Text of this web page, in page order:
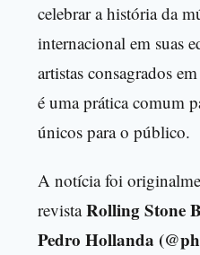
celebrar a história da
internacional em suas
artistas consagrados
é uma prática comum
únicos para o público.
A notícia foi
revistaRolling Stone
Pedro Hollanda